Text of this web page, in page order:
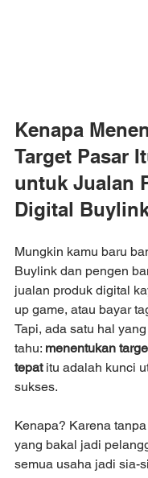
Kenapa
Target Pasar
untuk Jualan
Digital
Mungkin kamu baru
Buylink dan pengen
jualan produk digital
up game, atau bayar
Tapi, ada satu hal
tahu: menentukan
tepat itu adalah kunci
sukses.
Kenapa? Karena
yang bakal jadi
semua usaha jadi sia-